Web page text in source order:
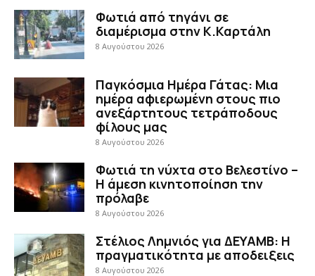
Φωτιά από τηγάνι σε
διαμέρισμα στην Κ.Καρτάλη
8 Αυγούστου 2026
Παγκόσμια Ημέρα Γάτας: Μια
ημέρα αφιερωμένη στους πιο
ανεξάρτητους τετράποδους
φίλους μας
8 Αυγούστου 2026
Φωτιά τη νύχτα στο Βελεστίνο –
Η άμεση κινητοποίηση την
πρόλαβε
8 Αυγούστου 2026
Στέλιος Λημνιός για ΔΕΥΑΜΒ: Η
πραγματικότητα με αποδειξεις
8 Αυγούστου 2026